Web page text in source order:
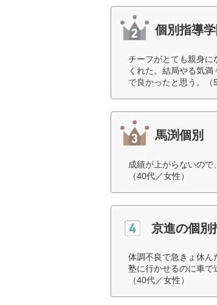
個別指導
チーフがとても親身に
くれた。結局やる気
で良かったと思う。（
馬渕個別
成績が上がらないので
（40代／女性）
京進の個別
体調不良で急きょ休ん
塾に行かせるのに車で
（40代／女性）